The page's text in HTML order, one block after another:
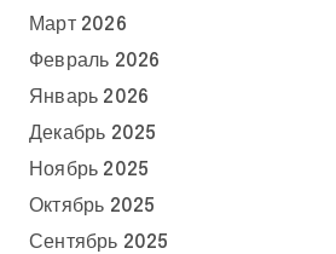
Март 2026
Февраль 2026
Январь 2026
Декабрь 2025
Ноябрь 2025
Октябрь 2025
Сентябрь 2025